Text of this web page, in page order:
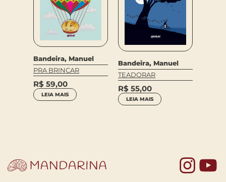
Bandeira, Manuel
PRA BRINCAR
R$ 59,00
LEIA MAIS
Bandeira, Manuel
TEADORAR
R$ 55,00
LEIA MAIS